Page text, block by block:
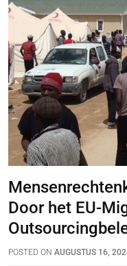
Door het EU-
POSTED ON AUGUSTUS 16,